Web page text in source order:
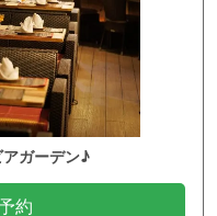
ガーデン♪
約